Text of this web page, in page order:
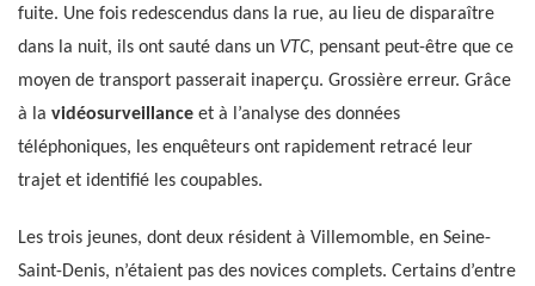
fuite. Une fois redescendus dans la rue, au lieu de disparaître
dans la nuit, ils ont sauté dans un VTC, pensant peut-être que ce
moyen de transport passerait inaperçu. Grossière erreur. Grâce
à la vidéosurveillance et à l’analyse des données
téléphoniques, les enquêteurs ont rapidement retracé leur
trajet et identifié les coupables.
Les trois jeunes, dont deux résident à Villemomble, en Seine-
Saint-Denis, n’étaient pas des novices complets. Certains d’entre